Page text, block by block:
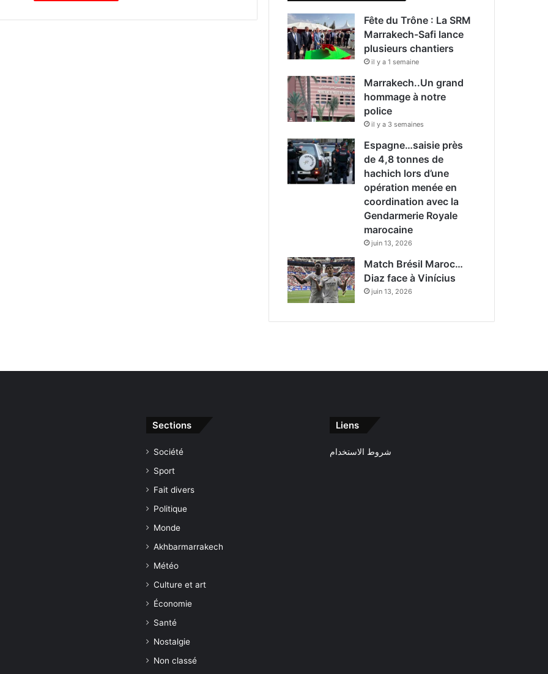
Fête du Trône : La SRM
Marrakech-Safi lance
plusieurs chantiers
il y a 1 semaine
Marrakech..Un grand
hommage à notre
police
il y a 3 semaines
Espagne…saisie près
de 4,8 tonnes de
hachich lors d’une
opération menée en
coordination avec la
Gendarmerie Royale
marocaine
juin 13, 2026
Match Brésil Maroc…
Diaz face à Vinícius
juin 13, 2026
Sections
Société
Sport
Fait divers
Politique
Monde
Akhbarmarrakech
Météo
Culture et art
Économie
Santé
Nostalgie
Non classé
Liens
شروط الاستخدام